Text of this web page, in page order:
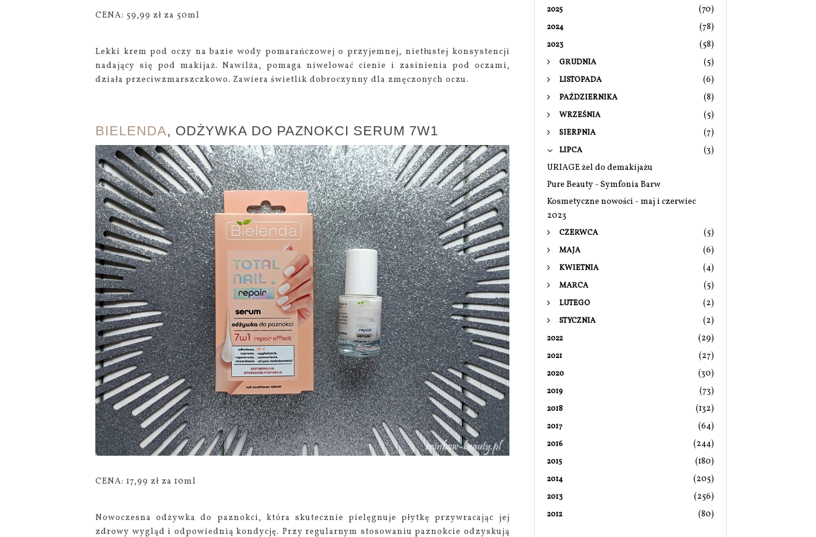
CENA: 59,99 zł za 50ml
Lekki krem pod oczy na bazie wody pomarańczowej o przyjemnej, nietłustej konsystencji
nadający się pod makijaż. Nawilża, pomaga niwelować cienie i zasinienia pod oczami,
działa przeciwzmarszczkowo. Zawiera świetlik dobroczynny dla zmęczonych oczu.
BIELENDA, ODŻYWKA DO PAZNOKCI SERUM 7W1
CENA: 17,99 zł za 10ml
Nowoczesna odżywka do paznokci, która skutecznie pielęgnuje płytkę przywracając jej
zdrowy wygląd i odpowiednią kondycję. Przy regularnym stosowaniu paznokcie odzyskują
2025 (70)
2024 (78)
2023 (58)
GRUDNIA (5)
LISTOPADA (6)
PAŹDZIERNIKA (8)
WRZEŚNIA (5)
SIERPNIA (7)
LIPCA
(3)
URIAGE żel do demakijażu
Pure Beauty - Symfonia Barw
Kosmetyczne nowości - maj i czerwiec
2023
CZERWCA (5)
MAJA (6)
KWIETNIA (4)
MARCA (5)
LUTEGO (2)
STYCZNIA (2)
2022 (29)
2021 (27)
2020 (30)
2019 (73)
2018 (132)
2017 (64)
2016 (244)
2015 (180)
2014 (205)
2013 (256)
2012 (80)